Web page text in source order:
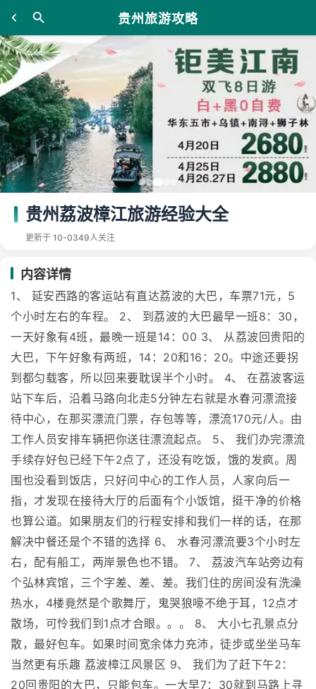
贵州旅游攻略
贵州荔波樟江旅游经验大全
更新于 10-0349人关注
内容详情
1、 延安西路的客运站有直达荔波的大巴，车票71元，5
个小时左右的车程。 2、 到荔波的大巴最早一班8：30，
一天好象有4班，最晚一班是14：00 3、 从荔波回贵阳的
大巴，下午好象有两班，14：20和16：20。中途还要拐
到都匀载客，所以回来要耽误半个小时。 4、 在荔波客运
站下车后，沿着马路向北走5分钟左右就是水春河漂流接
待中心，在那买漂流门票，存包等等，漂流170元/人。由
工作人员安排车辆把你送往漂流起点。 5、 我们办完漂流
手续存好包已经下午2点了，还没有吃饭，饿的发疯。周
围也没看到饭店，只好问中心的工作人员，人家向后一
指，才发现在接待大厅的后面有个小饭馆，挺干净的价格
也算公道。如果朋友们的行程安排和我们一样的话，在那
解决中餐还是个不错的选择 6、 水春河漂流要3个小时左
右，配有船工，两岸景色也不错。 7、 荔波汽车站旁边有
个弘林宾馆，三个字差、差、差。我们住的房间没有洗澡
热水，4楼竟然是个歌舞厅，鬼哭狼嚎不绝于耳，12点才
散场，可怜我们到1点才合眼。。。 8、 大小七孔景点分
散，最好包车。如果时间宽余体力充沛，徒步或坐坐马车
当然更有乐趣 荔波樟江风景区 9、 我们为了赶下午2：
20回贵阳的大巴，只能包车。一大早7：30就到马路上寻